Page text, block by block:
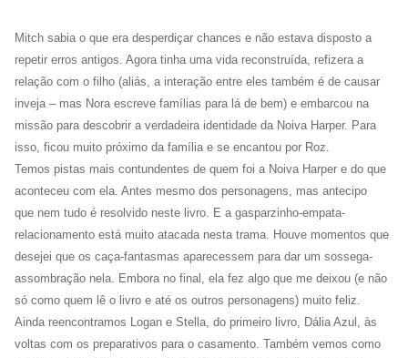
Mitch sabia o que era desperdiçar chances e não estava disposto a
repetir erros antigos. Agora tinha uma vida reconstruída, refizera a
relação com o filho (aliás, a interação entre eles também é de causar
inveja – mas Nora escreve famílias para lá de bem) e embarcou na
missão para descobrir a verdadeira identidade da Noiva Harper. Para
isso, ficou muito próximo da família e se encantou por Roz.
Temos pistas mais contundentes de quem foi a Noiva Harper e do que
aconteceu com ela. Antes mesmo dos personagens, mas antecipo
que nem tudo é resolvido neste livro. E a gasparzinho-empata-
relacionamento está muito atacada nesta trama. Houve momentos que
desejei que os caça-fantasmas aparecessem para dar um sossega-
assombração nela. Embora no final, ela fez algo que me deixou (e não
só como quem lê o livro e até os outros personagens) muito feliz.
Ainda reencontramos Logan e Stella, do primeiro livro, Dália Azul, às
voltas com os preparativos para o casamento. Também vemos como